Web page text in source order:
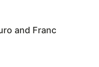
and Franc